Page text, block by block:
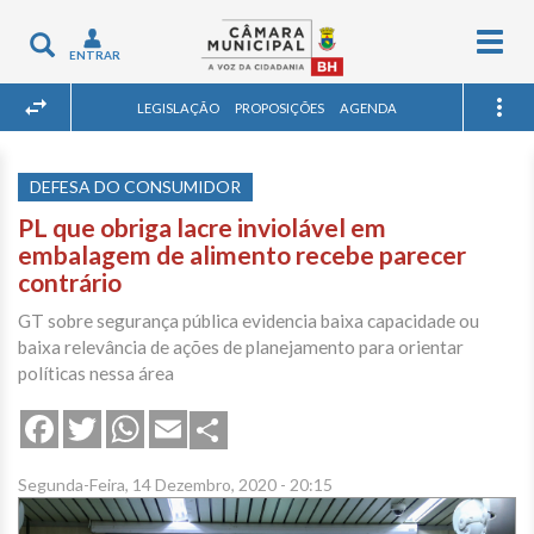
Toggle
navigation
ENTRAR
LEGISLAÇÃO PROPOSIÇÕES AGENDA
DEFESA DO CONSUMIDOR
PL que obriga lacre inviolável em
embalagem de alimento recebe parecer
contrário
GT sobre segurança pública evidencia baixa capacidade ou
baixa relevância de ações de planejamento para orientar
políticas nessa área
FacebookTwitterWhatsApp
Email
Segunda-Feira, 14 Dezembro, 2020 - 20:15